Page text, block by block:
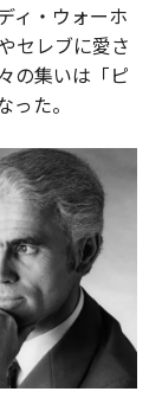
ィ・ウォーホ
セレブに愛さ
の集いは「ピ
た。